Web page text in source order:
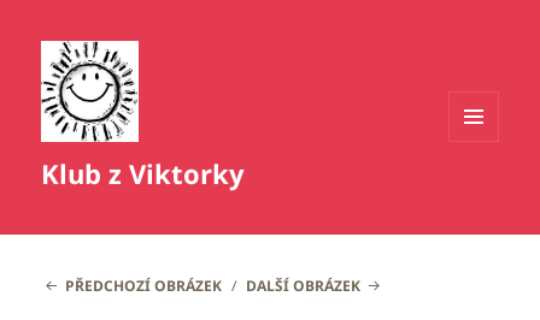
Klub z Viktorky
PŘEDCHOZÍ OBRÁZEK DALŠÍ OBRÁZEK